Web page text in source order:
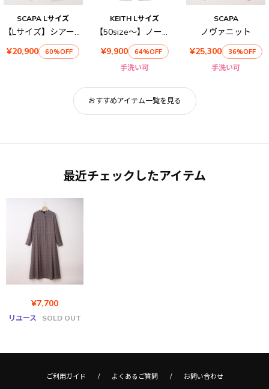
SCAPA Lサイズ
【Lサイズ】シアーボーダースカート
¥20,900
60%OFF
KEITH Lサイズ
【50size～】ノーティカルチェック パンツ
¥9,900
64%OFF
手洗い可
SCAPA
ノヴァニット
¥25,300
36%OFF
手洗い可
おすすめアイテム一覧を見る
最近チェックしたアイテム
¥7,700
リユース SOLD OUT
ご利用ガイド よくあるご質問 お問い合わせ